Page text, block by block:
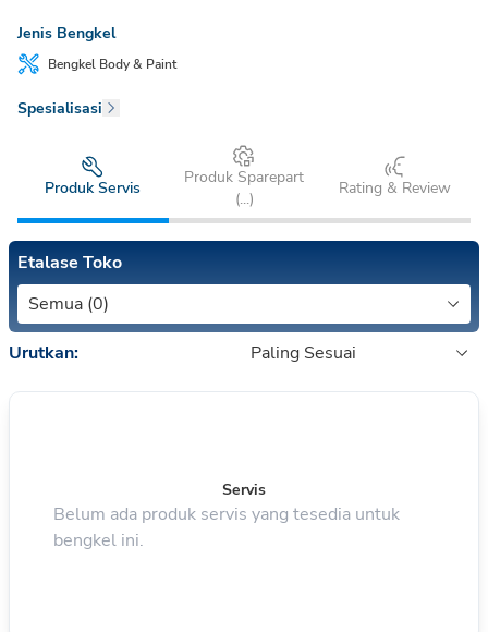
Jenis Bengkel
Bengkel Body & Paint
Spesialisasi
Produk Servis
Produk Sparepart
(...)
Rating & Review
Etalase Toko
Semua (0)
Urutkan: Paling Sesuai
Servis
Belum ada produk servis yang tesedia untuk
bengkel ini.